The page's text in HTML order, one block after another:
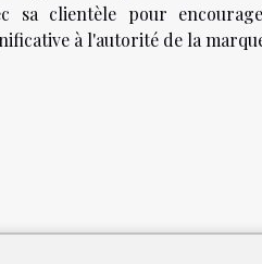
sa clientèle pour
à l'autorité de la